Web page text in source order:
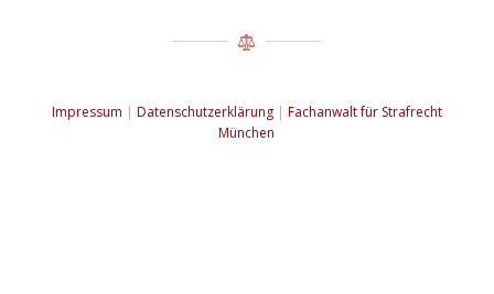
Impressum | Datenschutzerklärung| Fachanwalt für Strafrecht
München